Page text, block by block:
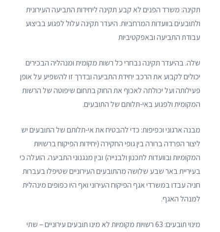
תקינה: משרד הפנים לא קבע תקינה ליחידות התביעה העירונית
ולתובעים בוועדות המרחביות. היעדר תקינה עלול לפגוע בביצוע
עבודת התביעה ובאפקטיביות
שלה. בהיעדר תקינה נבחרי כל רשות מקומית ומנהליה הבכירים
יכולים לקבוע את הרכב יחידת התביעה ובדרך זו להשפיע על אופן
פעילותה ועל יכולתה לאכוף את החוק בתחום שיפוטה של הרשות
המקומית ולפגוע באי-תלותם של התובעים.
מבנה ארגוני וכפיפות: כדי להבטיח את אי-תלותם של התובעים יש
ליצור הפרדה ברורה בין גופי החקירה (יחידות הפיקוח ברשויות
המקומיות ובוועדות לתכנון ולבנייה) ובין מנגנוני התביעה. הועלה כי
בעיריית באר שבע שלושה מהתובעים העירוניים שטיפלו בעברות
חניה עבדו במשרדי אגף הפיקוח העירוני ואף היו כפופים מינהלית
למנהל האגף.
מינוי תובעים: 63 רשויות מקומיות לא מינו תובעים עירוניים – שתי